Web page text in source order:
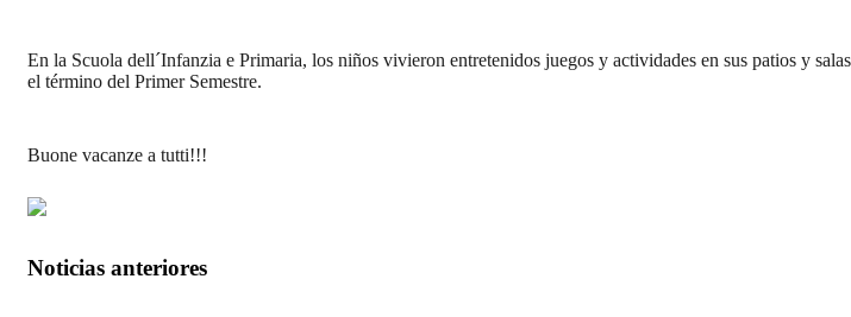
En la Scuola dell´Infanzia e Primaria, los niños vivieron entretenidos juegos y actividades en sus patios y
el término del Primer Semestre.
Buone vacanze a tutti!!!
Noticias anteriores